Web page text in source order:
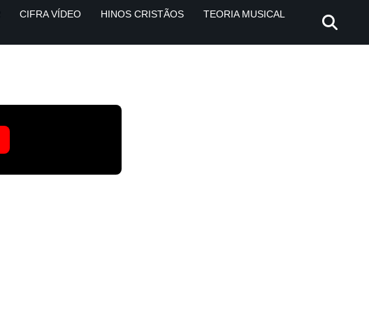
CIFRA VÍDEO HINOS CRISTÃOS
TEORIA MUSICAL